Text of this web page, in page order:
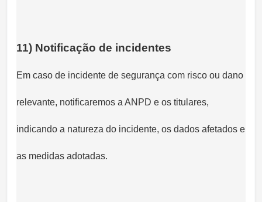
11) Notificação de incidentes
Em caso de incidente de segurança com risco ou dano
relevante, notificaremos a ANPD e os titulares,
indicando a natureza do incidente, os dados afetados e
as medidas adotadas.